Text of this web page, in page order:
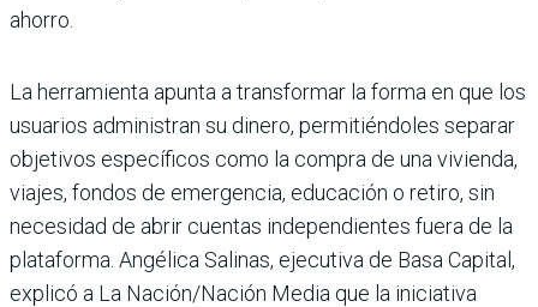
ahorro.
La herramienta apunta a transformar la forma en que los
usuarios adminis­tran su dinero, permitién­doles separar
objetivos espe­cíficos como la compra de una vivienda,
viajes, fondos de emergencia, educación o retiro, sin
necesidad de abrir cuentas independien­tes fuera de la
plataforma. Angélica Salinas, ejecutiva de Basa Capital,
explicó a La Nación/Nación Media que la iniciativa